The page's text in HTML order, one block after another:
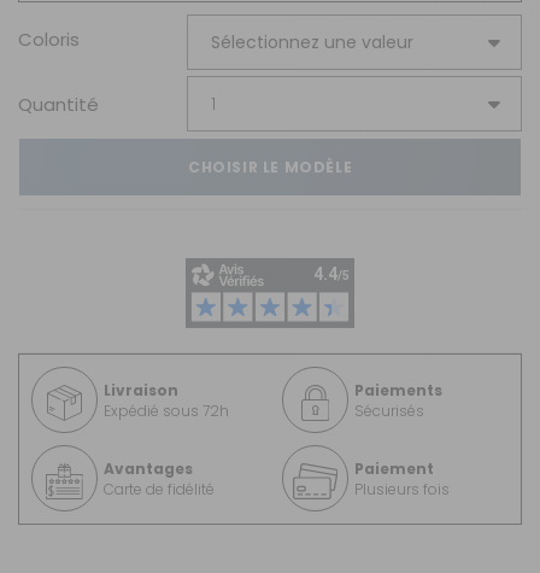
Coloris
Quantité
CHOISIR LE MODÈLE
Livraison
Expédié sous 72h
Paiements
Sécurisés
Avantages
Carte de fidélité
Paiement
Plusieurs fois